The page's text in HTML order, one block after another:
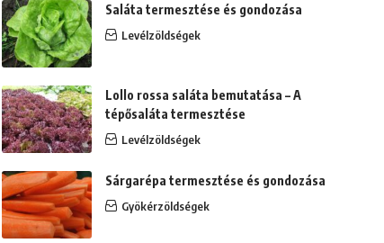
Saláta termesztése és gondozása
Levélzöldségek
Lollo rossa saláta bemutatása – A
tépősaláta termesztése
Levélzöldségek
Sárgarépa termesztése és gondozása
Gyökérzöldségek